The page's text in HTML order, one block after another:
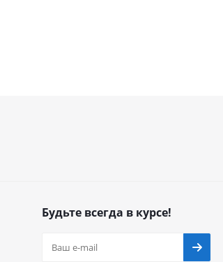
Будьте всегда в курсе!